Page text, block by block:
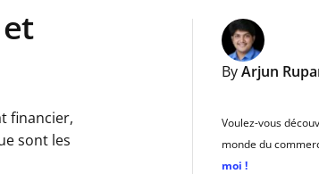
By Arjun
Voulez-vous
monde du
moi !
financier,
sont les